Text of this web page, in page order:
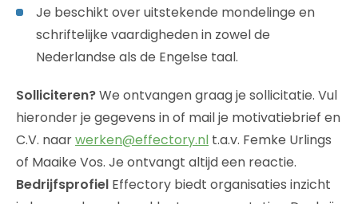
Je beschikt over uitstekende mondelinge en
schriftelijke vaardigheden in zowel de
Nederlandse als de Engelse taal.
Solliciteren?We ontvangen graag je sollicitatie. Vul
hieronder je gegevens in of mail je motivatiebrief en
C.V. naarwerken@effectory.nl t.a.v. Femke Urlings
of Maaike Vos. Je ontvangt altijd een reactie.
Bedrijfsprofiel Effectory biedt organisaties inzicht